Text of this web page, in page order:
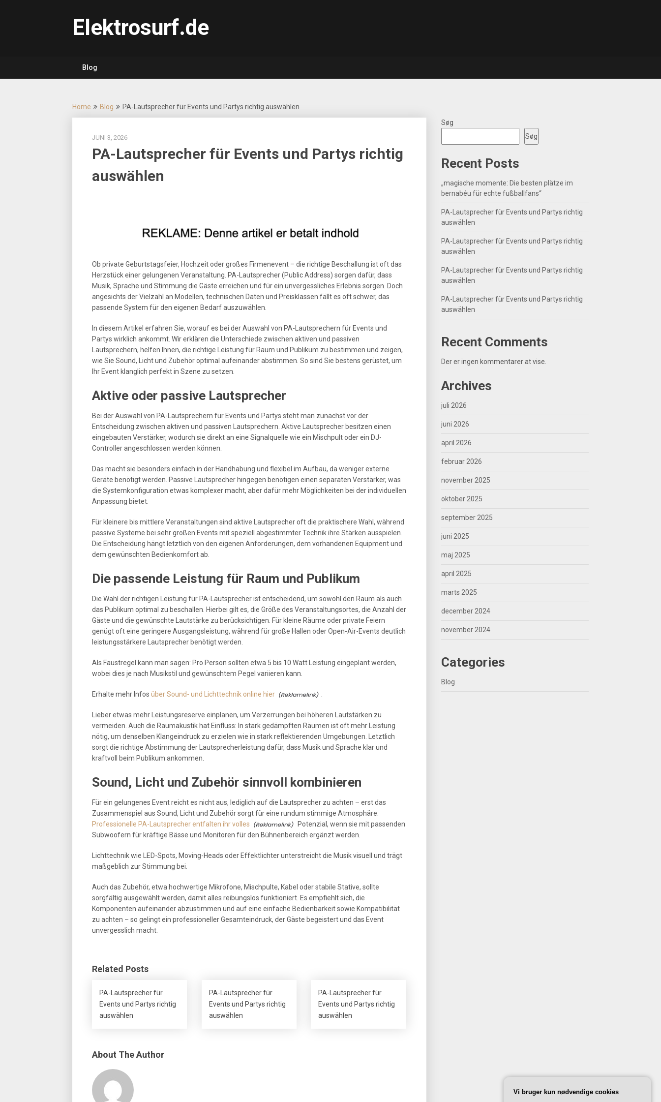
Elektrosurf.de
Blog
Home Blog PA-Lautsprecher für Events und Partys richtig auswählen
JUNI 3, 2026
PA-Lautsprecher für Events und Partys richtig
auswählen
Ob private Geburtstagsfeier, Hochzeit oder großes Firmenevent – die richtige Beschallung ist oft das
Herzstück einer gelungenen Veranstaltung. PA-Lautsprecher (Public Address) sorgen dafür, dass
Musik, Sprache und Stimmung die Gäste erreichen und für ein unvergessliches Erlebnis sorgen. Doch
angesichts der Vielzahl an Modellen, technischen Daten und Preisklassen fällt es oft schwer, das
passende System für den eigenen Bedarf auszuwählen.
In diesem Artikel erfahren Sie, worauf es bei der Auswahl von PA-Lautsprechern für Events und
Partys wirklich ankommt. Wir erklären die Unterschiede zwischen aktiven und passiven
Lautsprechern, helfen Ihnen, die richtige Leistung für Raum und Publikum zu bestimmen und zeigen,
wie Sie Sound, Licht und Zubehör optimal aufeinander abstimmen. So sind Sie bestens gerüstet, um
Ihr Event klanglich perfekt in Szene zu setzen.
Aktive oder passive Lautsprecher
Bei der Auswahl von PA-Lautsprechern für Events und Partys steht man zunächst vor der
Entscheidung zwischen aktiven und passiven Lautsprechern. Aktive Lautsprecher besitzen einen
eingebauten Verstärker, wodurch sie direkt an eine Signalquelle wie ein Mischpult oder ein DJ-
Controller angeschlossen werden können.
Das macht sie besonders einfach in der Handhabung und flexibel im Aufbau, da weniger externe
Geräte benötigt werden. Passive Lautsprecher hingegen benötigen einen separaten Verstärker, was
die Systemkonfiguration etwas komplexer macht, aber dafür mehr Möglichkeiten bei der individuellen
Anpassung bietet.
Für kleinere bis mittlere Veranstaltungen sind aktive Lautsprecher oft die praktischere Wahl, während
passive Systeme bei sehr großen Events mit speziell abgestimmter Technik ihre Stärken ausspielen.
Die Entscheidung hängt letztlich von den eigenen Anforderungen, dem vorhandenen Equipment und
dem gewünschten Bedienkomfort ab.
Die passende Leistung für Raum und Publikum
Die Wahl der richtigen Leistung für PA-Lautsprecher ist entscheidend, um sowohl den Raum als auch
das Publikum optimal zu beschallen. Hierbei gilt es, die Größe des Veranstaltungsortes, die Anzahl der
Gäste und die gewünschte Lautstärke zu berücksichtigen. Für kleine Räume oder private Feiern
genügt oft eine geringere Ausgangsleistung, während für große Hallen oder Open-Air-Events deutlich
leistungsstärkere Lautsprecher benötigt werden.
Als Faustregel kann man sagen: Pro Person sollten etwa 5 bis 10 Watt Leistung eingeplant werden,
wobei dies je nach Musikstil und gewünschtem Pegel variieren kann.
Erhalte mehr Infos über Sound- und Lichttechnik online hier
Lieber etwas mehr Leistungsreserve einplanen, um Verzerrungen bei höheren Lautstärken zu
vermeiden. Auch die Raumakustik hat Einfluss: In stark gedämpften Räumen ist oft mehr Leistung
nötig, um denselben Klangeindruck zu erzielen wie in stark reflektierenden Umgebungen. Letztlich
sorgt die richtige Abstimmung der Lautsprecherleistung dafür, dass Musik und Sprache klar und
kraftvoll beim Publikum ankommen.
Sound, Licht und Zubehör sinnvoll kombinieren
Für ein gelungenes Event reicht es nicht aus, lediglich auf die Lautsprecher zu achten – erst das
Zusammenspiel aus Sound, Licht und Zubehör sorgt für eine rundum stimmige Atmosphäre.
Professionelle PA-Lautsprecher entfalten ihr volles
Potenzial, wenn sie mit passenden
Subwoofern für kräftige Bässe und Monitoren für den Bühnenbereich ergänzt werden.
Lichttechnik wie LED-Spots, Moving-Heads oder Effektlichter unterstreicht die Musik visuell und trägt
maßgeblich zur Stimmung bei.
Auch das Zubehör, etwa hochwertige Mikrofone, Mischpulte, Kabel oder stabile Stative, sollte
sorgfältig ausgewählt werden, damit alles reibungslos funktioniert. Es empfiehlt sich, die
Komponenten aufeinander abzustimmen und auf eine einfache Bedienbarkeit sowie Kompatibilität
zu achten – so gelingt ein professioneller Gesamteindruck, der Gäste begeistert und das Event
unvergesslich macht.
Related Posts
PA-Lautsprecher für
Events und Partys richtig
auswählen
PA-Lautsprecher für
Events und Partys richtig
auswählen
PA-Lautsprecher für
Events und Partys richtig
auswählen
About The Author
Søg
Søg
Recent Posts
„magische momente: Die besten plätze im
bernabéu für echte fußballfans“
PA-Lautsprecher für Events und Partys richtig
auswählen
PA-Lautsprecher für Events und Partys richtig
auswählen
PA-Lautsprecher für Events und Partys richtig
auswählen
PA-Lautsprecher für Events und Partys richtig
auswählen
Recent Comments
Der er ingen kommentarer at vise.
Archives
juli 2026
juni 2026
april 2026
februar 2026
november 2025
oktober 2025
september 2025
juni 2025
maj 2025
april 2025
marts 2025
december 2024
november 2024
Categories
Blog
Vi bruger kun nødvendige cookies